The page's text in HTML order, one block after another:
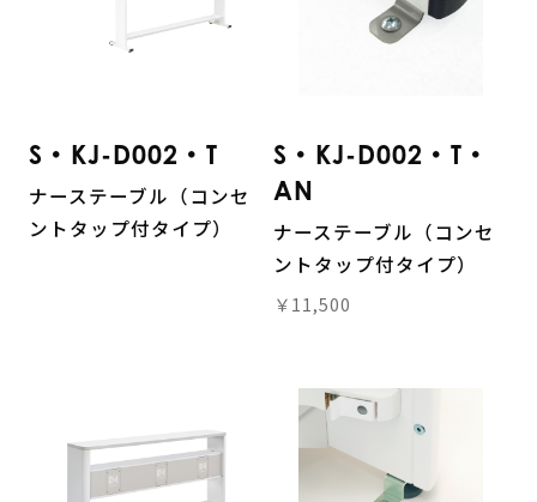
S・KJ-D002・T
ナーステーブル（コンセ
ントタップ付タイプ）
S・KJ-D002・T・
AN
ナーステーブル（コンセ
ントタップ付タイプ）
￥11,500